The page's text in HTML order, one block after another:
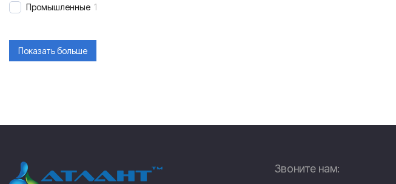
Промышленные 1
Показать больше
Звоните нам: